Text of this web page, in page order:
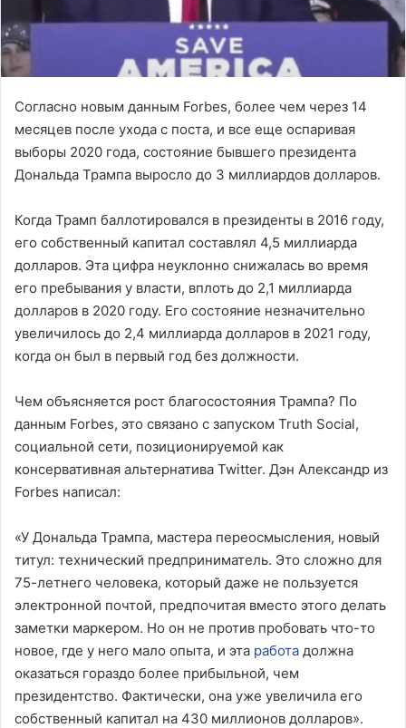
Согласно новым данным Forbes, более чем через 14
месяцев после ухода с поста, и все еще оспаривая
выборы 2020 года, состояние бывшего президента
Дональда Трампа выросло до 3 миллиардов долларов.
Когда Трамп баллотировался в президенты в 2016 году,
его собственный капитал составлял 4,5 миллиарда
долларов. Эта цифра неуклонно снижалась во время
его пребывания у власти, вплоть до 2,1 миллиарда
долларов в 2020 году. Его состояние незначительно
увеличилось до 2,4 миллиарда долларов в 2021 году,
когда он был в первый год без должности.
Чем объясняется рост благосостояния Трампа? По
данным Forbes, это связано с запуском Truth Social,
социальной сети, позиционируемой как
консервативная альтернатива Twitter. Дэн Александр из
Forbes написал:
«У Дональда Трампа, мастера переосмысления, новый
титул: технический предприниматель. Это сложно для
75-летнего человека, который даже не пользуется
электронной почтой, предпочитая вместо этого делать
заметки маркером. Но он не против пробовать что-то
новое, где у него мало опыта, и эта работа должна
оказаться гораздо более прибыльной, чем
президентство. Фактически, она уже увеличила его
собственный капитал на 430 миллионов долларов».